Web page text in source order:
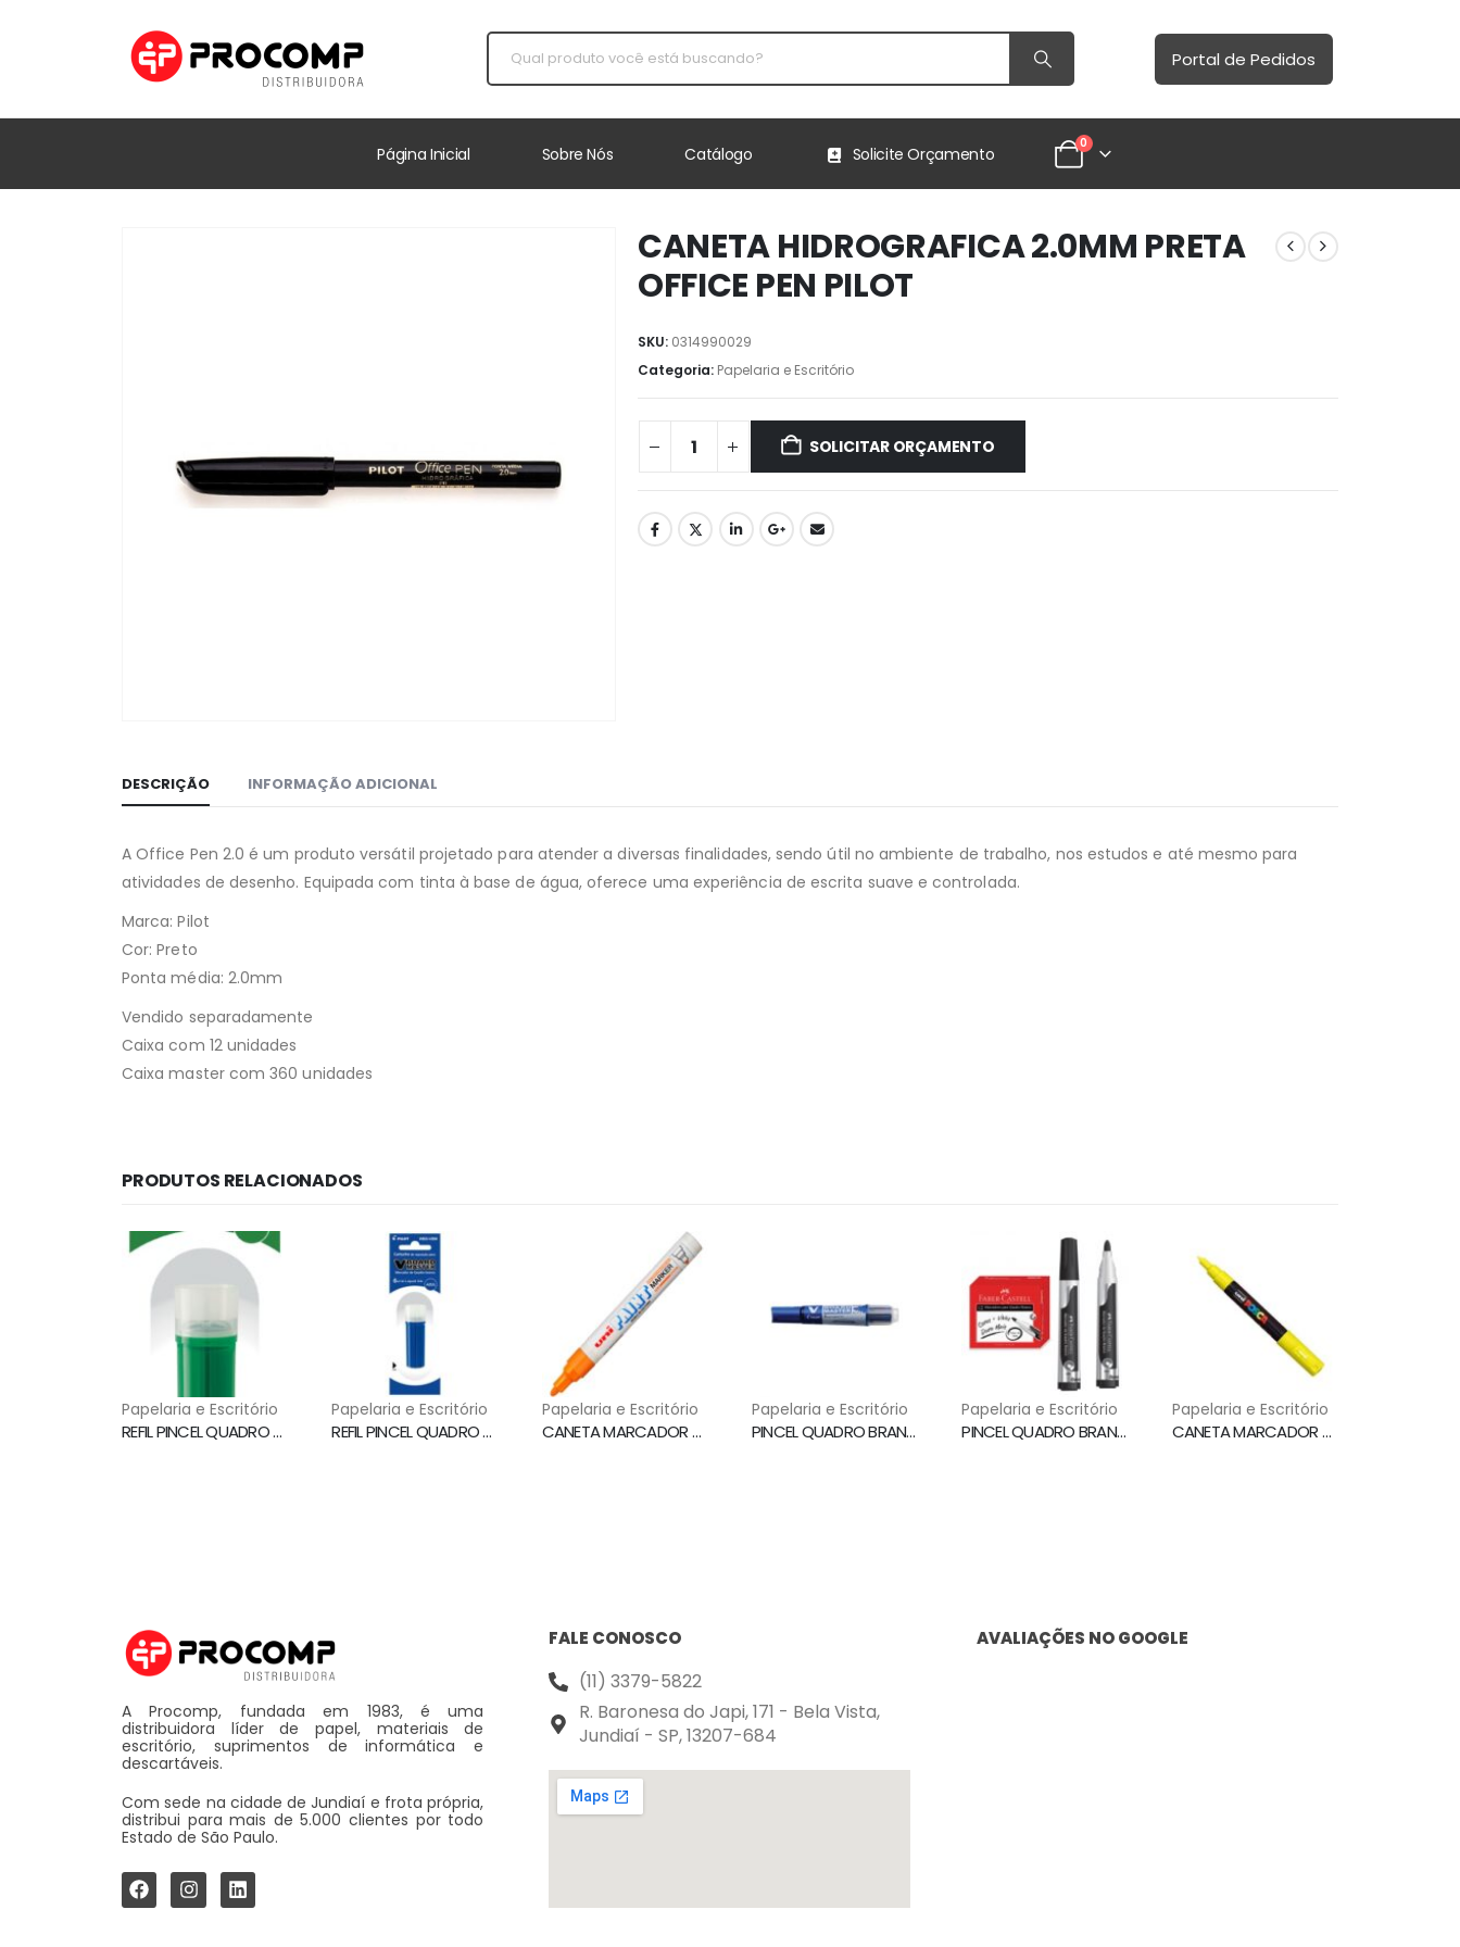
Portal de Pedidos
Página Inicial Sobre Nós Catálogo Solicite Orçamento
0
CANETA HIDROGRAFICA 2.0MM PRETA
OFFICE PEN PILOT
SKU: 0314990029
Categoria: Papelaria e Escritório
SOLICITAR ORÇAMENTO
DESCRIÇÃO INFORMAÇÃO ADICIONAL
A Office Pen 2.0 é um produto versátil projetado para atender a diversas finalidades, sendo útil no ambiente de trabalho, nos estudos e até mesmo para
atividades de desenho. Equipada com tinta à base de água, oferece uma experiência de escrita suave e controlada.
Marca: Pilot
Cor: Preto
Ponta média: 2.0mm
Vendido separadamente
Caixa com 12 unidades
Caixa master com 360 unidades
PRODUTOS RELACIONADOS
Papelaria e Escritório
REFIL PINCEL QUADRO BRANCO VERDE WBS-VBM PILOT
Papelaria e Escritório
REFIL PINCEL QUADRO BRANCO AZUL WBS-VBM PILOT
Papelaria e Escritório
CANETA MARCADOR PERMANENTE PX-20 LARANJA UNI PAINT MARKER
Papelaria e Escritório
PINCEL QUADRO BRANCO WBMA RECARREGAVEL AZUL PILOT
Papelaria e Escritório
PINCEL QUADRO BRANCO PONTA 3.5MM PRETO MQB/PR FABER CASTELL
Papelaria e Escritório
CANETA MARCADOR PERMANENTE PC-1M AMARELO UNI POSCA MARKER
A Procomp, fundada em 1983, é uma
distribuidora líder de papel, materiais de
escritório, suprimentos de informática e
descartáveis.
Com sede na cidade de Jundiaí e frota própria,
distribui para mais de 5.000 clientes por todo
Estado de São Paulo.
FALE CONOSCO
(11) 3379-5822
R. Baronesa do Japi, 171 - Bela Vista,
Jundiaí - SP, 13207-684
AVALIAÇÕES NO GOOGLE